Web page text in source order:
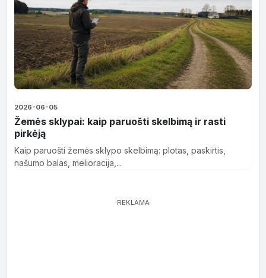
2026-06-05
Žemės sklypai: kaip paruošti skelbimą ir rasti
pirkėją
Kaip paruošti žemės sklypo skelbimą: plotas, paskirtis,
našumo balas, melioracija,...
REKLAMA